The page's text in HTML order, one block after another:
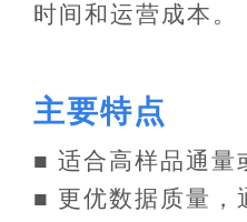
时间和运营成本。
主要特点
■ 适合高样品通量
■ 更优数据质量，